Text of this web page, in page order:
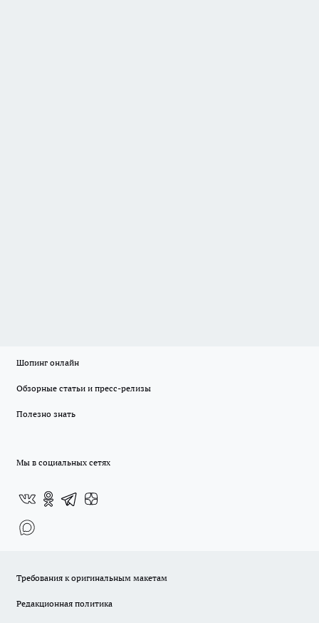
Шопинг онлайн
Обзорные статьи и пресс-релизы
Полезно знать
Мы в социальных сетях
Требования к оригинальным макетам
Редакционная политика